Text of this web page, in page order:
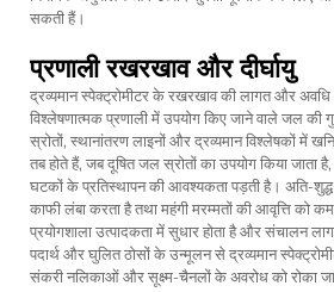
सकती हैं।
प्रणाली रखरखाव और दीर्घायु
द्रव्यमान स्पेक्ट्रोमीटर के रखरखाव की लागत और
विश्लेषणात्मक प्रणाली में उपयोग किए जाने वाले जल
स्रोतों, स्थानांतरण लाइनों और द्रव्यमान विश्लेषकों में
तब होते हैं, जब दूषित जल स्रोतों का उपयोग किया जाता
घटकों के प्रतिस्थापन की आवश्यकता पड़ती है। अति-
काफी लंबा करता है तथा महंगी मरम्मतों की आवृत्ति को
प्रयोगशाला उत्पादकता में सुधार होता है और संचालन
पदार्थ और घुलित ठोसों के उन्मूलन से द्रव्यमान
संकरी नलिकाओं और सूक्ष्म-चैनलों के अवरोध को रोका